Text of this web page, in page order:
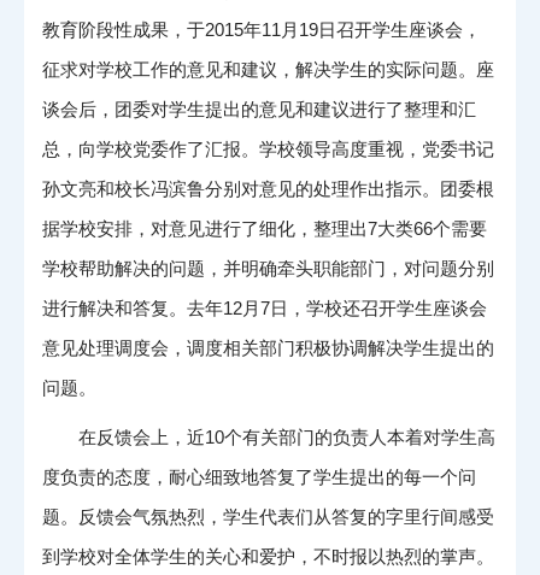
教育阶段性成果，于2015年11月19日召开学生座谈会，
征求对学校工作的意见和建议，解决学生的实际问题。座
谈会后，团委对学生提出的意见和建议进行了整理和汇
总，向学校党委作了汇报。学校领导高度重视，党委书记
孙文亮和校长冯滨鲁分别对意见的处理作出指示。团委根
据学校安排，对意见进行了细化，整理出7大类66个需要
学校帮助解决的问题，并明确牵头职能部门，对问题分别
进行解决和答复。去年12月7日，学校还召开学生座谈会
意见处理调度会，调度相关部门积极协调解决学生提出的
问题。
在反馈会上，近10个有关部门的负责人本着对学生高
度负责的态度，耐心细致地答复了学生提出的每一个问
题。反馈会气氛热烈，学生代表们从答复的字里行间感受
到学校对全体学生的关心和爱护，不时报以热烈的掌声。